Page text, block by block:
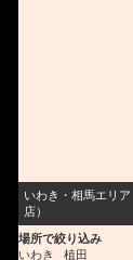
いわき・相馬エリ
店）
場所で絞り込み
いわき
植田